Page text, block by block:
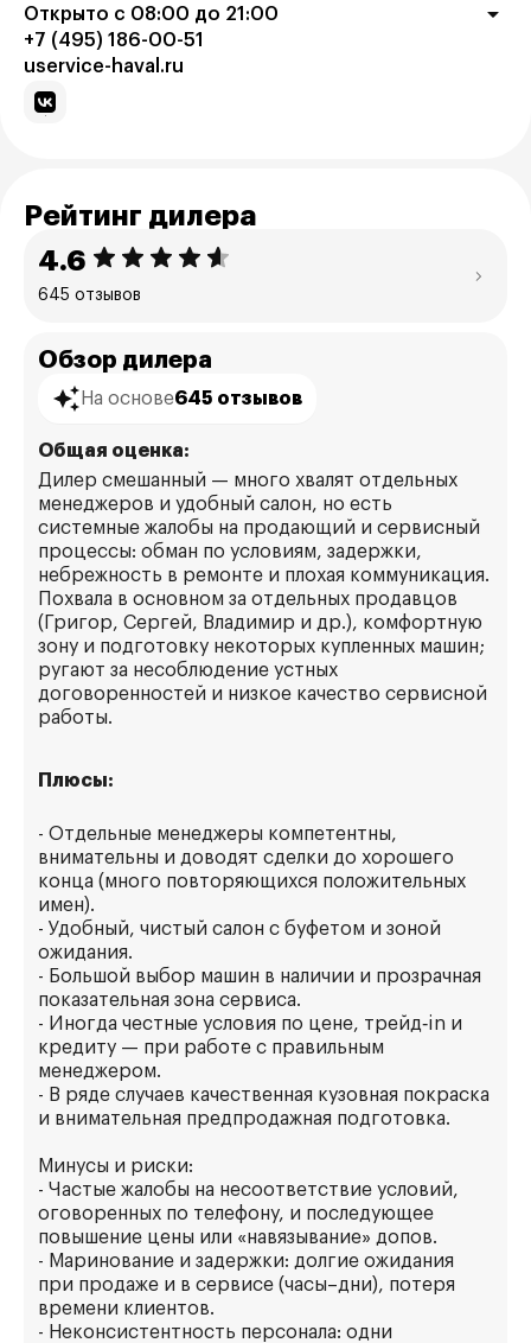
Открыто с 08:00 до 21:00
+7 (495) 186-00-51
uservice-haval.ru
Рейтинг дилера
4.6
645 отзывов
Обзор дилера
На основе645 отзывов
Общая оценка:
Дилер смешанный — много хвалят отдельных
менеджеров и удобный салон, но есть
системные жалобы на продающий и сервисный
процессы: обман по условиям, задержки,
небрежность в ремонте и плохая коммуникация.
Похвала в основном за отдельных продавцов
(Григор, Сергей, Владимир и др.), комфортную
зону и подготовку некоторых купленных машин;
ругают за несоблюдение устных
договоренностей и низкое качество сервисной
работы.
Плюсы:
- Отдельные менеджеры компетентны,
внимательны и доводят сделки до хорошего
конца (много повторяющихся положительных
имен).
- Удобный, чистый салон с буфетом и зоной
ожидания.
- Большой выбор машин в наличии и прозрачная
показательная зона сервиса.
- Иногда честные условия по цене, трейд‑in и
кредиту — при работе с правильным
менеджером.
- В ряде случаев качественная кузовная покраска
и внимательная предпродажная подготовка.
Минусы и риски:
- Частые жалобы на несоответствие условий,
оговоренных по телефону, и последующее
повышение цены или «навязывание» допов.
- Маринование и задержки: долгие ожидания
при продаже и в сервисе (часы–дни), потеря
времени клиентов.
- Неконсистентность персонала: одни